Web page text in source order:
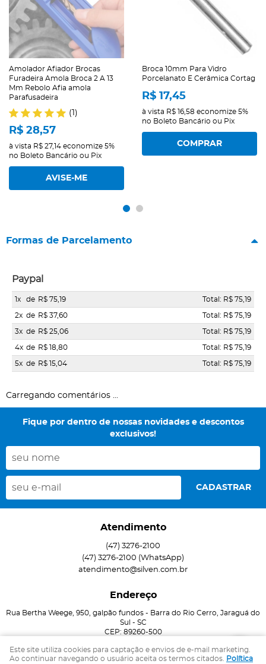
Amolador Afiador Brocas
Furadeira Amola Broca 2 A 13
Mm Rebolo Afia amola
Parafusadeira
(1)
R$ 28,57
à vista R$ 27,14 economize 5%
no Boleto Bancário ou Pix
AVISE-ME
Broca 10mm Para Vidro
Porcelanato E Cerâmica Cortag
R$ 17,45
à vista R$ 16,58 economize 5%
no Boleto Bancário ou Pix
COMPRAR
Formas de Parcelamento
Paypal
1x de R$ 75,19 Total: R$ 75,19
2x de R$ 37,60 Total: R$ 75,19
3x de R$ 25,06 Total: R$ 75,19
4x de R$ 18,80 Total: R$ 75,19
5x de R$ 15,04 Total: R$ 75,19
Carregando comentários ...
Fique por dentro de nossas novidades e descontos
exclusivos!
CADASTRAR
Atendimento
(47) 3276-2100
(47) 3276-2100 (WhatsApp)
atendimento@silven.com.br
Endereço
Rua Bertha Weege, 950, galpão fundos - Barra do Rio Cerro, Jaraguá do
Sul - SC
CEP: 89260-500
Este site utiliza cookies para captação e envios de e-mail marketing.
Ao continuar navegando o usuário aceita os termos citados.
Política